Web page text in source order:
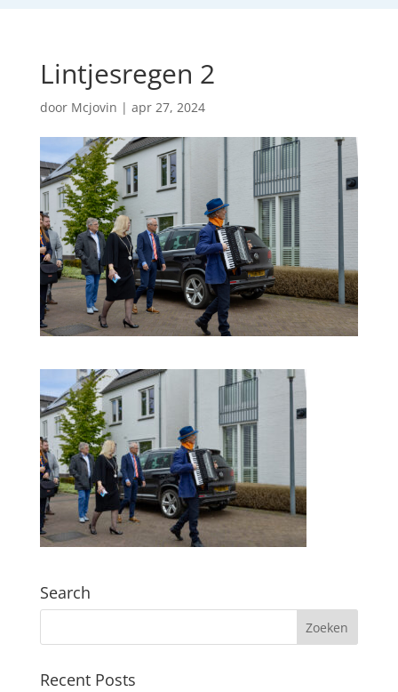
Lintjesregen 2
door Mcjovin | apr 27, 2024
Search
Recent Posts